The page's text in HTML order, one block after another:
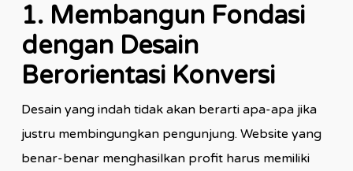
1. Membangun Fondasi
dengan Desain
Berorientasi Konversi
Desain yang indah tidak akan berarti apa-apa jika
justru membingungkan pengunjung. Website yang
benar-benar menghasilkan profit harus memiliki